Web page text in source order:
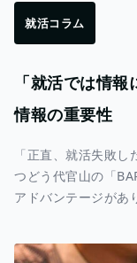
就活コラム
「就活では情
情報の重要性
「正直、就活失敗
つどう代官山の「
アドバンテージがあ